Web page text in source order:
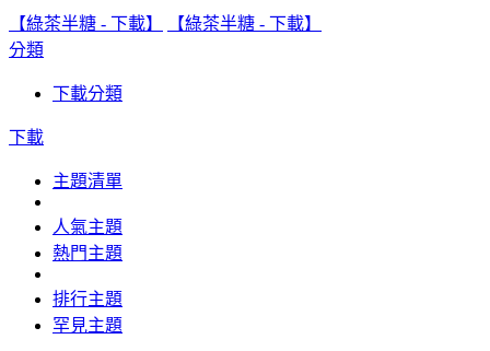
【綠茶半糖 - 下載】
【綠茶半糖 - 下載】
分類
下載分類
下載
主題清單
人氣主題
熱門主題
排行主題
罕見主題